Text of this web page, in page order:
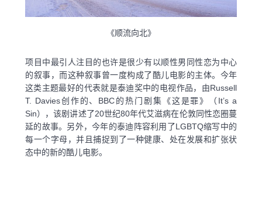
《顺流向北》
项目中最引人注目的也许是很少有以顺性男同性恋为中心
的叙事，而这种叙事曾一度构成了酷儿电影的主体。今年
这类主题最好的代表就是泰迪奖中的电视作品，由Russell
T. Davies创作的、BBC的热门剧集《这是罪》（It’s a
Sin），该剧讲述了20世纪80年代艾滋病在伦敦同性恋圈蔓
延的故事。另外，今年的泰迪阵容利用了LGBTQ缩写中的
每一个字母，并且捕捉到了一种健康、处在发展和扩张状
态中的新的酷儿电影。